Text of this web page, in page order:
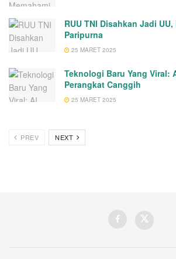
RUU TNI Disahkan Jadi
Paripurna
25 MARET 2025
Teknologi Baru Yang Viral:
Perangkat Canggih
25 MARET 2025
PREV NEXT